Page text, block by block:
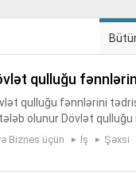
qulluğu
qulluğu fənnlərini
olunur Dövlət qulluğu
Qanunvericilik
Biznes üçün İş Şəxsi